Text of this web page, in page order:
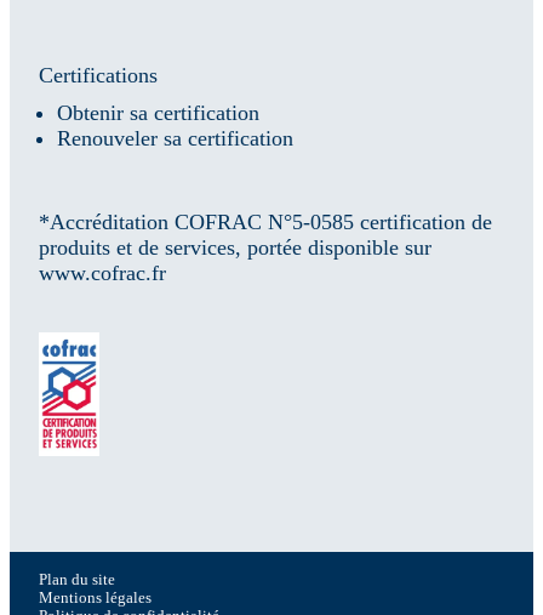
Certifications
Obtenir sa certification
Renouveler sa certification
*Accréditation COFRAC N°5-0585 certification de
produits et de services, portée disponible sur
www.cofrac.fr
Plan du site
Mentions légales